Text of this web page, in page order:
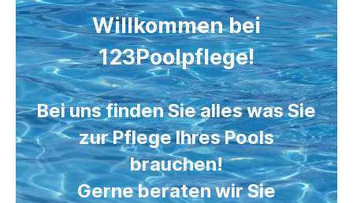
Willkommen bei
123Poolpflege!
Bei uns finden Sie alles was Sie
zur Pflege Ihres Pools
brauchen!
Gerne beraten wir Sie